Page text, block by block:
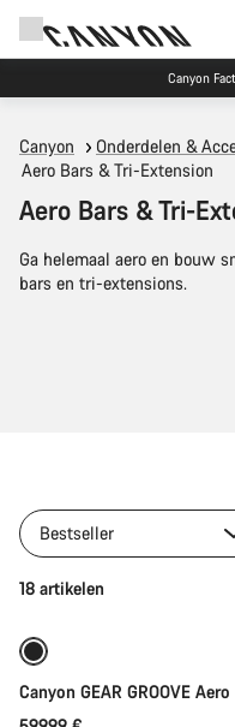
Canyon
Canyon Onderdelen &
Aero Bars & Tri-Extension
Aero Bars & Tri-
Ga helemaal aero en bouw
bars en tri-extensions.
Bestseller
18 artikelen
Canyon GEAR GROOVE